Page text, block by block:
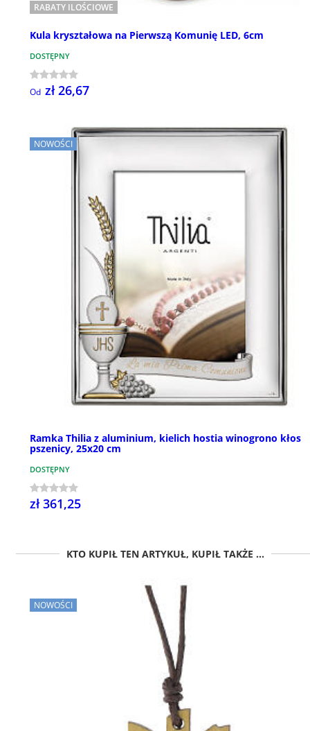
RABATY ILOŚCIOWE
Kula kryształowa na Pierwszą Komunię LED, 6cm
DOSTĘPNY
Od zł 26,67
NOWOŚCI
Ramka Thilia z aluminium, kielich hostia winogrono kłos
pszenicy, 25x20 cm
DOSTĘPNY
zł 361,25
KTO KUPIŁ TEN ARTYKUŁ, KUPIŁ TAKŻE ...
NOWOŚCI